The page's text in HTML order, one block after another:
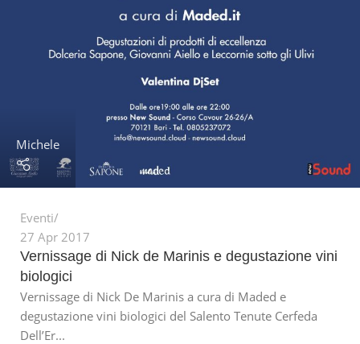
Michele
Eventi
27 Apr 2017
Vernissage di Nick de Marinis e degustazione vini
biologici
Vernissage di Nick De Marinis a cura di Maded e
degustazione vini biologici del Salento Tenute Cerfeda
Dell’Er...